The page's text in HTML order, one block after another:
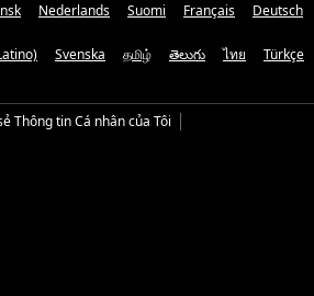
Nederlands Suomi Français Deutsch
Svenska தமிழ் తెలుగు ไทย Türkçe
Thông tin Cá nhân của Tôi